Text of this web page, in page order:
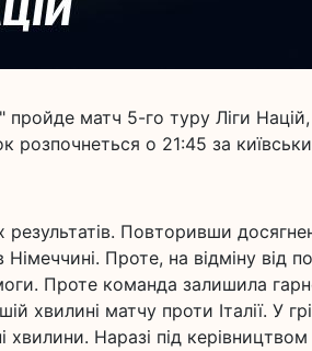
матч 5-го туру Ліги Націй,
розпочнеться о 21:45 за
результатів. Повторивши
Проте, на відміну від
Проте команда залишила
хвилині матчу проти Італії. У
Наразі під